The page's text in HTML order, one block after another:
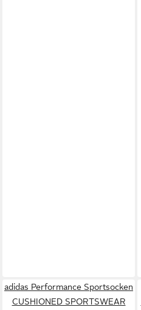
adidas Performance Sportsocken
CUSHIONED SPORTSWEAR